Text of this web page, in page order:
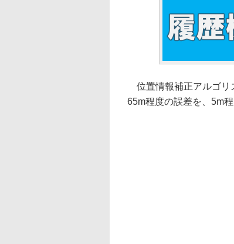
位置情報補正アルゴリ
65m程度の誤差を、5m